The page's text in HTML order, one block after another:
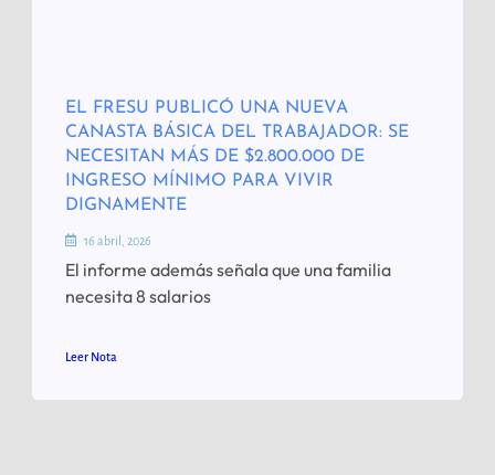
EL FRESU PUBLICÓ UNA NUEVA
CANASTA BÁSICA DEL TRABAJADOR: SE
NECESITAN MÁS DE $2.800.000 DE
INGRESO MÍNIMO PARA VIVIR
DIGNAMENTE
16 abril, 2026
El informe además señala que una familia
necesita 8 salarios
Leer Nota